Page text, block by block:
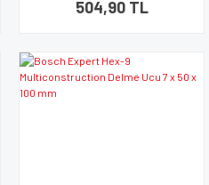
504,90 TL